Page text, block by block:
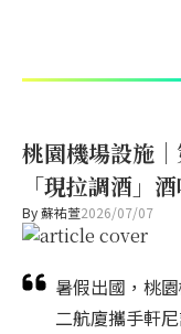
桃園機場設施
「現拉調酒」
By蘇祐萱2026/07/07
暑假出國，桃
二航廈攜手軒